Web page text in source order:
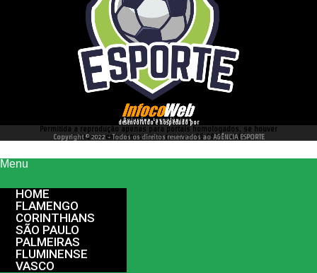
desenvolvido e hospedado por
Permitida a reprodução apenas para portais homologados, se houver
interesse entre em contato conosco 66 99977 4262
Copyright © 2022 - Todos os direitos reservados ao AGÊNCIA ESPORTE
Menu
HOME
FLAMENGO
CORINTHIANS
SÃO PAULO
PALMEIRAS
FLUMINENSE
VASCO